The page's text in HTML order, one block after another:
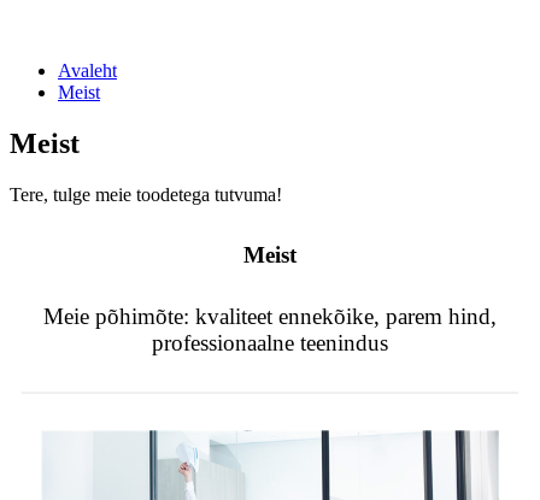
Avaleht
Meist
Meist
Tere, tulge meie toodetega tutvuma!
Meist
Meie põhimõte: kvaliteet ennekõike, parem hind,
professionaalne teenindus